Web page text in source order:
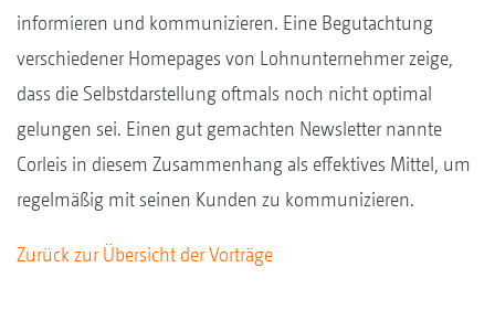
informieren und kommunizieren. Eine Begutachtung
verschiedener Homepages von Lohnunternehmer zeige,
dass die Selbstdarstellung oftmals noch nicht optimal
gelungen sei. Einen gut gemachten Newsletter nannte
Corleis in diesem Zusammenhang als effektives Mittel, um
regelmäßig mit seinen Kunden zu kommunizieren.
Zurück zur Übersicht der Vorträge